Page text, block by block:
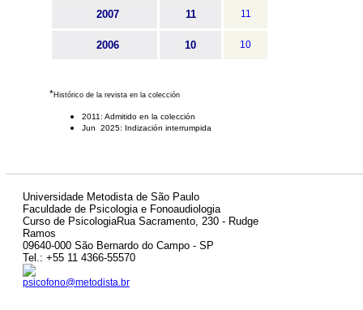
2007 11 11
2006 10 10
*Histórico de la revista en la colección
2011: Admitido en la colección
Jun 2025: Indización interrumpida
Universidade Metodista de São Paulo
Faculdade de Psicologia e Fonoaudiologia
Curso de PsicologiaRua Sacramento, 230 - Rudge
Ramos
09640-000 São Bernardo do Campo - SP
Tel.: +55 11 4366-55570
psicofono@metodista.br